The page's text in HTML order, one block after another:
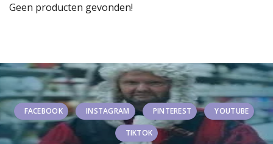
Geen producten gevonden!
FACEBOOK INSTAGRAM PINTEREST YOUTUBE
TIKTOK